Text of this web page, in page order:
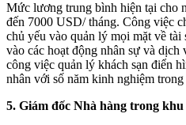
Mức lương trung bình hiện tại cho
đến 7000 USD/ tháng. Công việc
chủ yếu vào quản lý mọi mặt về tài
vào các hoạt động nhân sự và dịch
công việc quản lý khách sạn điển
nhân với số năm kinh nghiệm
5. Giám đốc Nhà hàng trong